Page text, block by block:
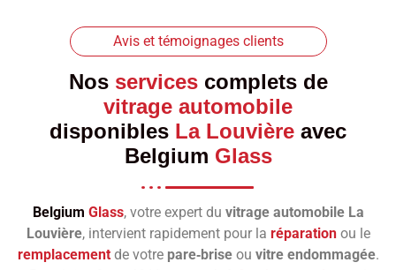
Avis et témoignages clients
Nos servicescomplets de
vitrage automobile
disponibles La Louvière avec
Belgium Glass
Belgium Glass, votre expert du vitrage automobile La
Louvière, intervient rapidement pour la réparationou le
remplacementde votre pare‑briseou vitre endommagée.